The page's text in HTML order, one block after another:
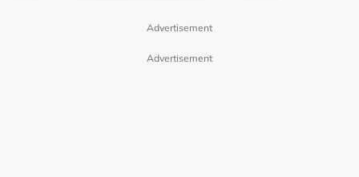
Advertisement
Advertisement